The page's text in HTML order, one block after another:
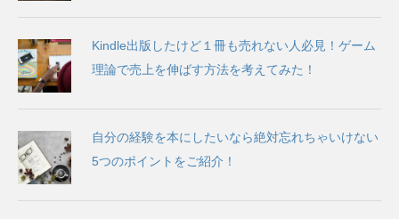
Kindle出版したけど１冊も売れない人必見！ゲーム
理論で売上を伸ばす方法を考えてみた！
自分の経験を本にしたいなら絶対忘れちゃいけない
5つのポイントをご紹介！